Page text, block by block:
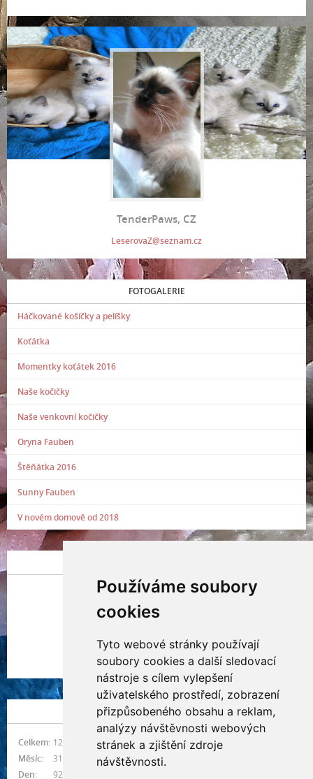
Používáme soubory
cookies
Tyto webové stránky používají
soubory cookies a další sledovací
nástroje s cílem vylepšení
uživatelského prostředí, zobrazení
přizpůsobeného obsahu a reklam,
analýzy návštěvnosti webových
stránek a zjištění zdroje
návštěvnosti.
TenderPaws, CZ
LeserovaZ@seznam.cz
FOTOGALERIE
Háčkované košíčky a pelíšky
Koťátka
Momentky koťátek 2016
Naše kočičky
Naše venkovní kočičky
Oryna Fauben
Štěňátka 2016
Sunny Fauben
V novém domově od 2018
Indianna Ryve
Nostra, CZ
NÁVŠTĚVNOST
Celkem: 1215961
Měsíc:
31418
Den:
928